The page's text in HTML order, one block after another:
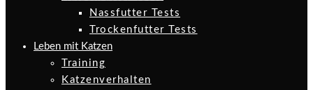
Nassfutter Tests
Trockenfutter Tests
Leben mit Katzen
Training
Katzenverhalten